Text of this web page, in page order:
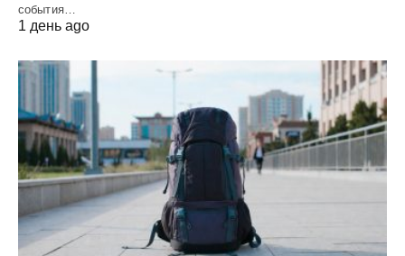
события…
1 день ago